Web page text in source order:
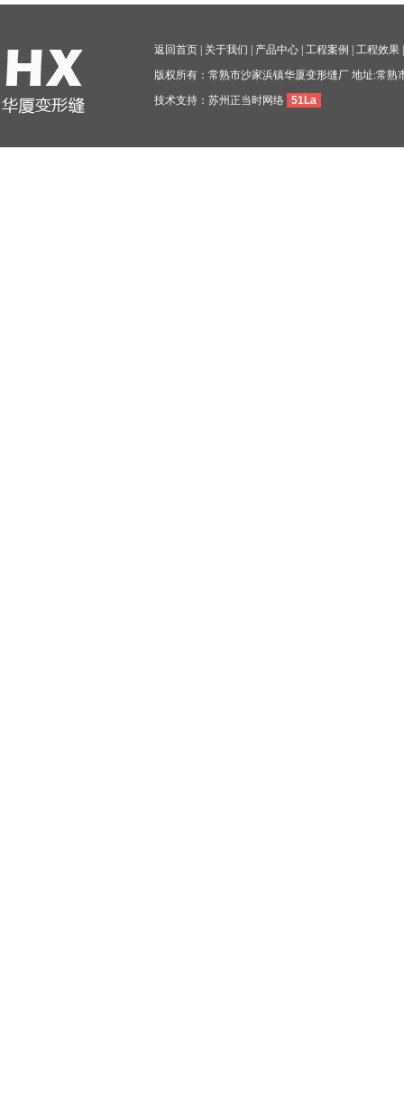
返回首页 关于我们 产品中心 工程案例 工程效果
版权所有：常熟市沙家浜镇华厦变形缝厂 地址:常
技术支持： 苏州正当时网络 51La